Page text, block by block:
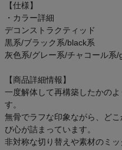
ベースボールマリオ（野球商品
お気に入り
クーポン一覧
商品レビュー
【仕様】
・カラー詳細
デコンストラクティッド
黒系/ブラック系/black系
灰色系/グレー系/チャコール系/
【商品詳細情報】
一度解体して再構築したかの
す。
無骨でラフな印象ながら、ど
び心が詰まっています。
非対称な切り替えや素材のミ